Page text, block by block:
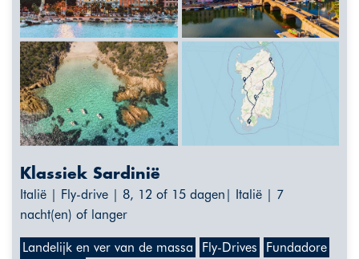
Klassiek Sardinië
Italië | Fly-drive | 8, 12 of 15 dagen| Italië | 7
nacht(en) of langer
Landelijk en ver van de massa Fly-Drives
Fundadore